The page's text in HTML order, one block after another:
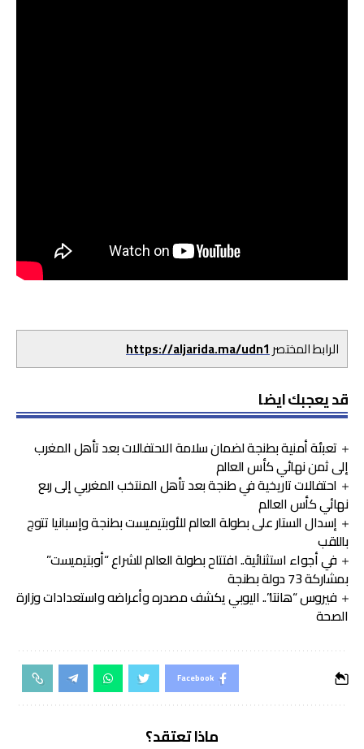
الرابط المختصرhttps://aljarida.ma/udn1
قد يعجبك ايضا
تعبئة أمنية بطنجة لضمان سلامة الاحتفالات بعد تأهل المغرب
إلى ثمن نهائي كأس العالم
احتفالات تاريخية في طنجة بعد تأهل المنتخب المغربي إلى ربع
نهائي كأس العالم
إسدال الستار على بطولة العالم للأوبتيميست بطنجة وإسبانيا تتوج
باللقب
في أجواء استثنائية.. افتتاح بطولة العالم للشراع “أوبتيميست”
بمشاركة 73 دولة بطنجة
فيروس “هانتا”.. اليوبي يكشف مصدره وأعراضه واستعدادات وزارة
الصحة
Facebook
ماذا تعتقد؟